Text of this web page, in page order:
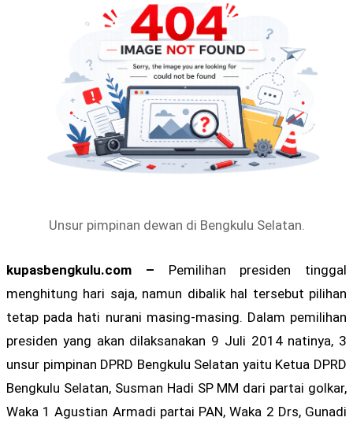
Unsur pimpinan dewan di Bengkulu Selatan.
kupasbengkulu.com – Pemilihan presiden tinggal
menghitung hari saja, namun dibalik hal tersebut pilihan
tetap pada hati nurani masing-masing. Dalam pemilihan
presiden yang akan dilaksanakan 9 Juli 2014 natinya, 3
unsur pimpinan DPRD Bengkulu Selatan yaitu Ketua DPRD
Bengkulu Selatan, Susman Hadi SP MM dari partai golkar,
Waka 1 Agustian Armadi partai PAN, Waka 2 Drs, Gunadi